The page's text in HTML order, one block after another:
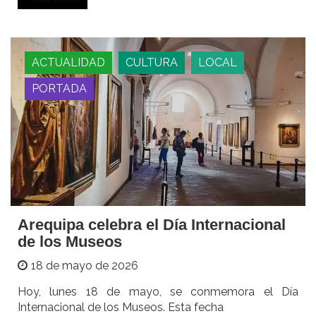
ACTUALIDAD CULTURA
LOCAL
PORTADA
Arequipa celebra el Día Internacional
de los Museos
18 de mayo de 2026
Hoy, lunes 18 de mayo, se conmemora el Día
Internacional de los Museos. Esta fecha